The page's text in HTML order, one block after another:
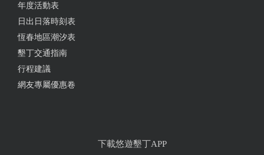
年度活動表
日出日落時刻表
恆春地區潮汐表
墾丁交通指南
行程建議
網友專屬優惠卷
下載悠遊墾丁APP